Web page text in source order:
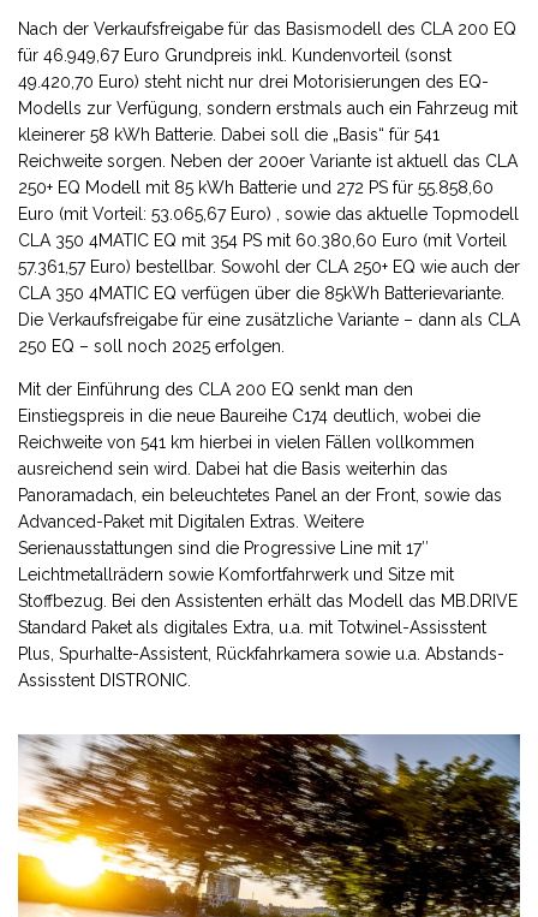
Nach der Verkaufsfreigabe für das Basismodell des CLA 200 EQ
für 46.949,67 Euro Grundpreis inkl. Kundenvorteil (sonst
49.420,70 Euro) steht nicht nur drei Motorisierungen des EQ-
Modells zur Verfügung, sondern erstmals auch ein Fahrzeug mit
kleinerer 58 kWh Batterie. Dabei soll die „Basis“ für 541
Reichweite sorgen. Neben der 200er Variante ist aktuell das CLA
250+ EQ Modell mit 85 kWh Batterie und 272 PS für 55.858,60
Euro (mit Vorteil: 53.065,67 Euro) , sowie das aktuelle Topmodell
CLA 350 4MATIC EQ mit 354 PS mit 60.380,60 Euro (mit Vorteil
57.361,57 Euro) bestellbar. Sowohl der CLA 250+ EQ wie auch der
CLA 350 4MATIC EQ verfügen über die 85kWh Batterievariante.
Die Verkaufsfreigabe für eine zusätzliche Variante – dann als CLA
250 EQ – soll noch 2025 erfolgen.
Mit der Einführung des CLA 200 EQ senkt man den
Einstiegspreis in die neue Baureihe C174 deutlich, wobei die
Reichweite von 541 km hierbei in vielen Fällen vollkommen
ausreichend sein wird. Dabei hat die Basis weiterhin das
Panoramadach, ein beleuchtetes Panel an der Front, sowie das
Advanced-Paket mit Digitalen Extras. Weitere
Serienausstattungen sind die Progressive Line mit 17″
Leichtmetallrädern sowie Komfortfahrwerk und Sitze mit
Stoffbezug. Bei den Assistenten erhält das Modell das MB.DRIVE
Standard Paket als digitales Extra, u.a. mit Totwinel-Assisstent
Plus, Spurhalte-Assistent, Rückfahrkamera sowie u.a. Abstands-
Assisstent DISTRONIC.